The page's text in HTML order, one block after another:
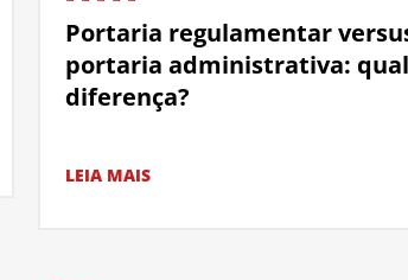
Portaria regulamentar
portaria administrativa:
diferença?
LEIA MAIS